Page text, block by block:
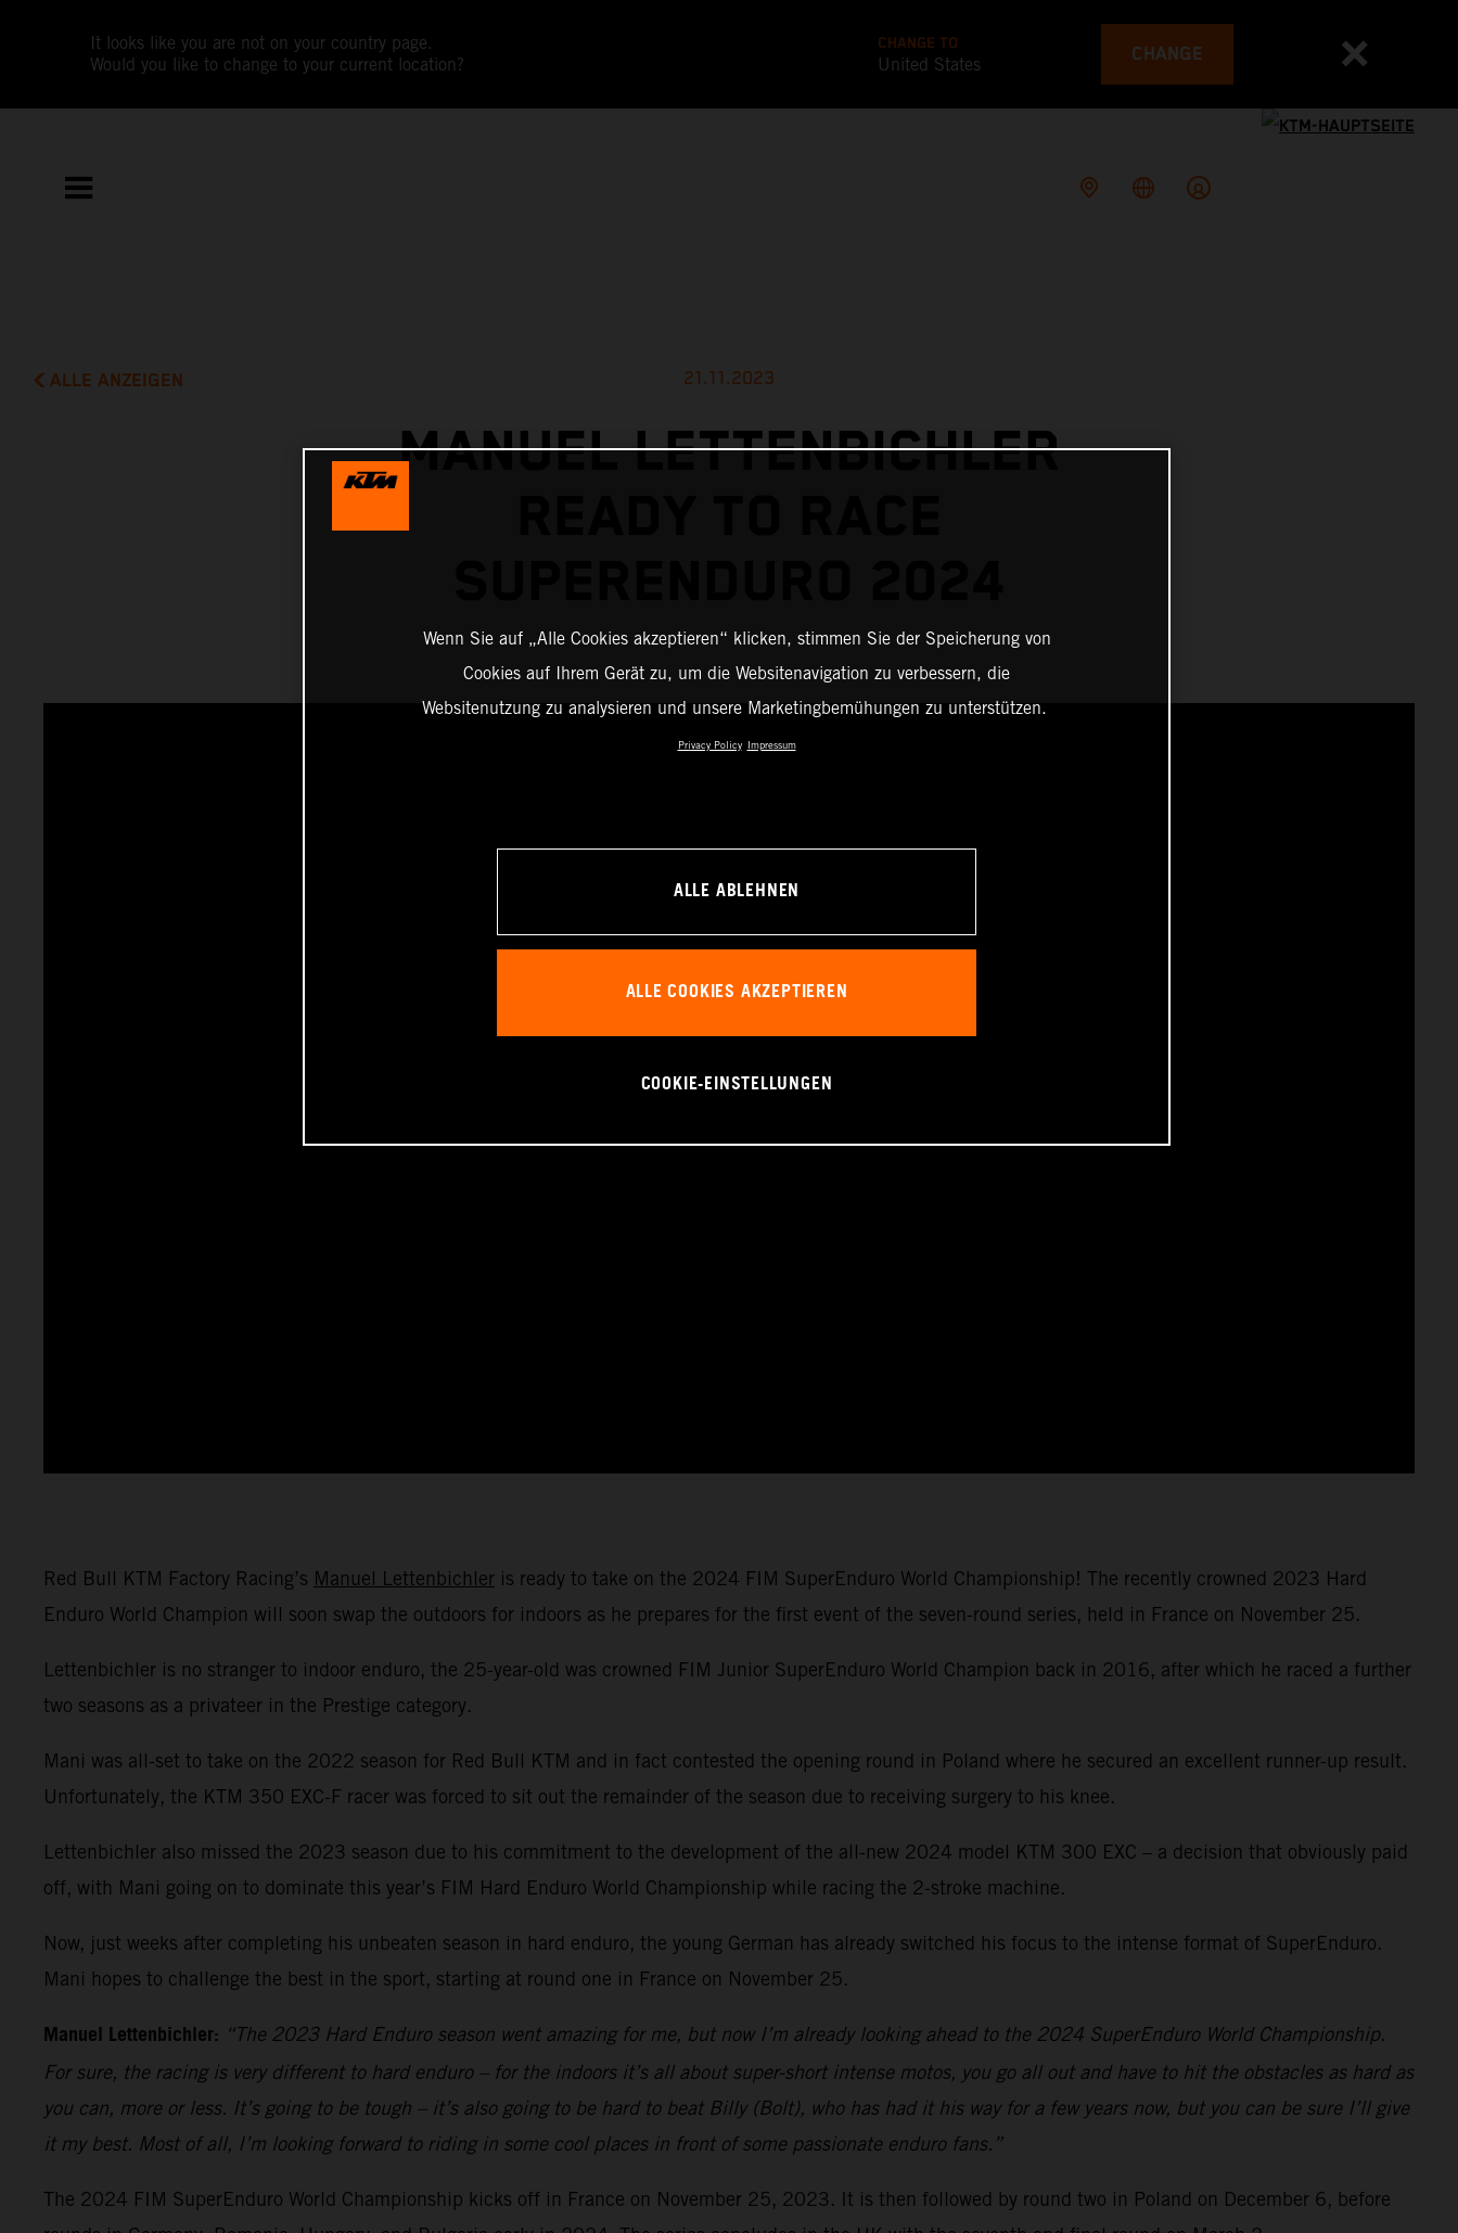
It looks like you are not on your country page.
Would you like to change to your current location?
CHANGE TO
United States CHANGE
ALLE ANZEIGEN 21.11.2023
MANUEL LETTENBICHLER
Red Bull KTM Factory Racing’s Manuel Lettenbichler is ready to take on the 2024 FIM SuperEnduro World Championship! The recently crowned 2023 Hard
Enduro World Champion will soon swap the outdoors for indoors as he prepares for the first event of the seven-round series, held in France on November 25.
Lettenbichler is no stranger to indoor enduro, the 25-year-old was crowned FIM Junior SuperEnduro World Champion back in 2016, after which he raced a further
two seasons as a privateer in the Prestige category.
Mani was all-set to take on the 2022 season for Red Bull KTM and in fact contested the opening round in Poland where he secured an excellent runner-up result.
Unfortunately, the KTM 350 EXC-F racer was forced to sit out the remainder of the season due to receiving surgery to his knee.
Lettenbichler also missed the 2023 season due to his commitment to the development of the all-new 2024 model KTM 300 EXC – a decision that obviously paid
off, with Mani going on to dominate this year’s FIM Hard Enduro World Championship while racing the 2-stroke machine.
Now, just weeks after completing his unbeaten season in hard enduro, the young German has already switched his focus to the intense format of SuperEnduro.
Mani hopes to challenge the best in the sport, starting at round one in France on November 25.
Manuel Lettenbichler: “The 2023 Hard Enduro season went amazing for me, but now I’m already looking ahead to the 2024 SuperEnduro World Championship.
For sure, the racing is very different to hard enduro – for the indoors it’s all about super-short intense motos, you go all out and have to hit the obstacles as hard as
you can, more or less. It’s going to be tough – it’s also going to be hard to beat Billy (Bolt), who has had it his way for a few years now, but you can be sure I’ll give
it my best. Most of all, I’m looking forward to riding in some cool places in front of some passionate enduro fans.”
The 2024 FIM SuperEnduro World Championship kicks off in France on November 25, 2023. It is then followed by round two in Poland on December 6, before
Wenn Sie auf „Alle Cookies akzeptieren“ klicken, stimmen Sie der Speicherung von
Cookies auf Ihrem Gerät zu, um die Websitenavigation zu verbessern, die
Websitenutzung zu analysieren und unsere Marketingbemühungen zu unterstützen.
Privacy Policy Impressum
ALLE ABLEHNEN
ALLE COOKIES AKZEPTIEREN
COOKIE-EINSTELLUNGEN